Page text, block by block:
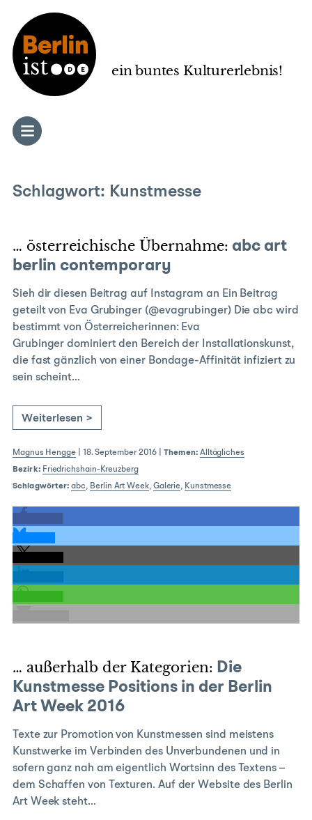
ein buntes Kulturerlebnis!
Schlagwort: Kunstmesse
… österreichische Übernahme: abc art
berlin contemporary
Sieh dir diesen Beitrag auf Instagram an Ein Beitrag
geteilt von Eva Grubinger (@evagrubinger) Die abc wird
bestimmt von Österreicherinnen: Eva
Grubinger dominiert den Bereich der Installationskunst,
die fast gänzlich von einer Bondage-Affinität infiziert zu
sein scheint…
Weiterlesen >
Magnus Hengge| 18. September 2016 |Themen: Alltägliches
Bezirk: Friedrichshain-Kreuzberg
Schlagwörter: abc, Berlin Art Week, Galerie, Kunstmesse
… außerhalb der Kategorien: Die
Kunstmesse Positions in der Berlin
Art Week 2016
Texte zur Promotion von Kunstmessen sind meistens
Kunstwerke im Verbinden des Unverbundenen und in
sofern ganz nah am eigentlich Wortsinn des Textens –
dem Schaffen von Texturen. Auf der Website des Berlin
Art Week steht…